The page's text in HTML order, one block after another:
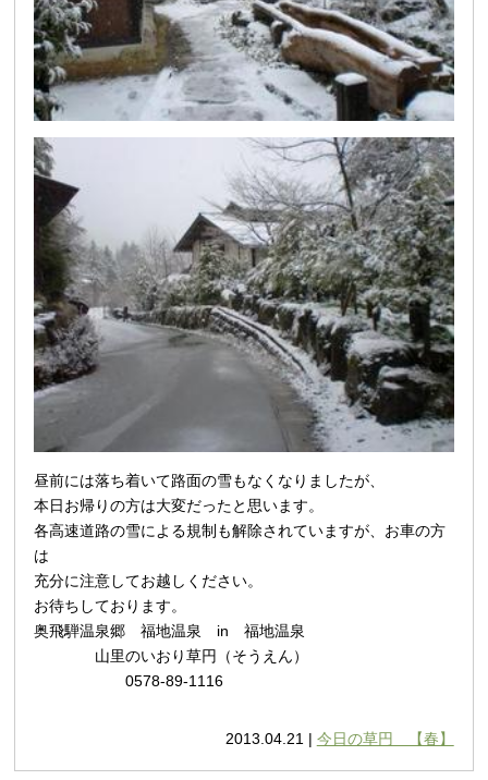
昼前には落ち着いて路面の雪もなくなりましたが、
本日お帰りの方は大変だったと思います。
各高速道路の雪による規制も解除されていますが、お車の方
は
充分に注意してお越しください。
お待ちしております。
奥飛騨温泉郷 福地温泉 in 福地温泉
山里のいおり草円（そうえん）
0578-89-1116
2013.04.21 | 今日の草円 【春】